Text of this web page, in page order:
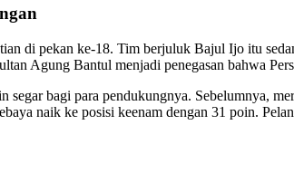
di pekan ke-18. Tim berjuluk Bajul Ijo itu
Agung Bantul menjadi penegasan bahwa
segar bagi para pendukungnya. Sebelumnya,
naik ke posisi keenam dengan 31 poin.